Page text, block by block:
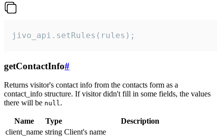
jivo_api.setRules(rules);
getContactInfo#
Returns visitor's contact info from the contacts form as a
contact_info structure. If visitor didn't fill in some fields, the values
there will be null.
Name Type
Description
client_name string Client's name